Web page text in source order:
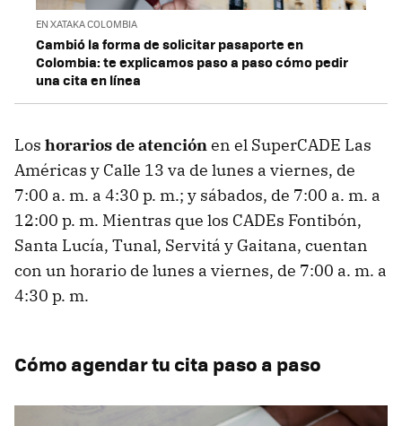
EN XATAKA COLOMBIA
Cambió la forma de solicitar pasaporte en
Colombia: te explicamos paso a paso cómo pedir
una cita en línea
Los horarios de atenciónen el SuperCADE Las
Américas y Calle 13 va de lunes a viernes, de
7:00 a. m. a 4:30 p. m.; y sábados, de 7:00 a. m. a
12:00 p. m. Mientras que los CADEs Fontibón,
Santa Lucía, Tunal, Servitá y Gaitana, cuentan
con un horario de lunes a viernes, de 7:00 a. m. a
4:30 p. m.
Cómo agendar tu cita paso a paso